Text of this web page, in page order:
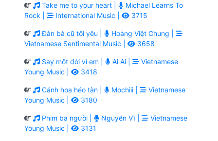
Take me to your heart |
Michael Learns To
Rock |
International Music | 3715
Đàn bà cũ tôi yêu |
Hoàng Việt Chung |
Vietnamese Sentimental Music |
3658
Say một đời vì em | Ai Ai |
Vietnamese
Young Music |
3418
Cánh hoa héo tàn | Mochiii |
Vietnamese
Young Music |
3180
Phim ba người | Nguyễn Vĩ |
Vietnamese
Young Music |
3131